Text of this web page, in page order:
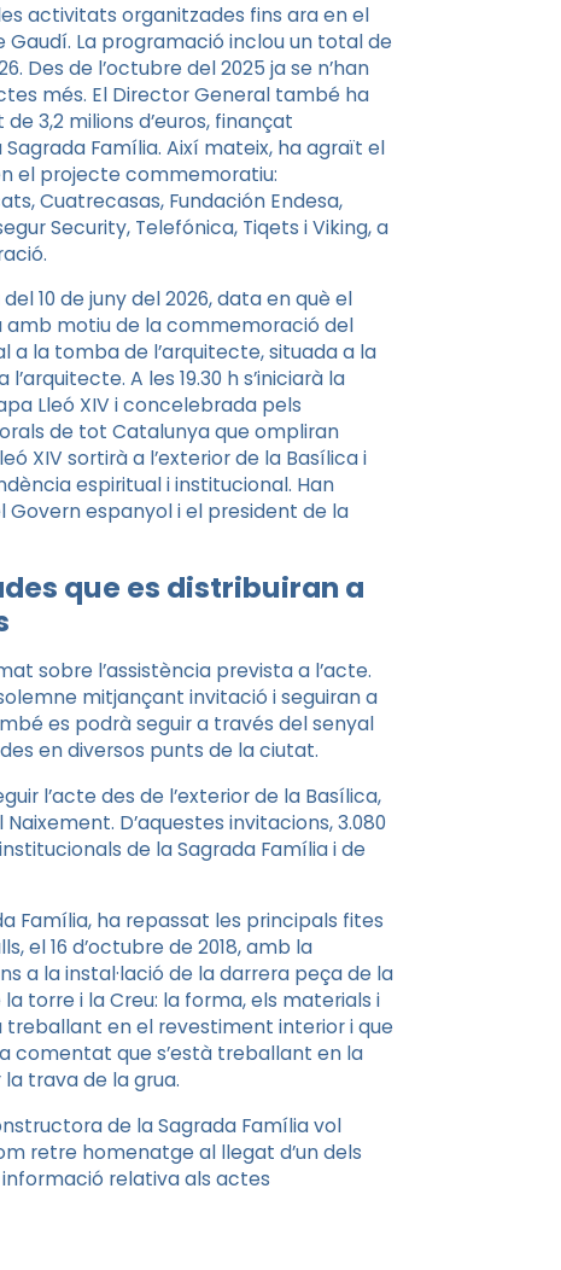
activitats organitzades fins ara en el
La programació inclou un total de
Des de l’octubre del 2025 ja se n’han
més. El Director General també ha
3,2 milions d’euros, finançat
Família. Així mateix, ha agraït el
el projecte commemoratiu:
Cuatrecasas, Fundación Endesa,
Security, Telefónica, Tiqets i Viking, a
10 de juny del 2026, data en què el
amb motiu de la commemoració del
a la tomba de l’arquitecte, situada a la
A les 19.30 h s’iniciarà la
Lleó XIV i concelebrada pels
de tot Catalunya que ompliran
XIV sortirà a l’exterior de la Basílica i
espiritual i institucional. Han
Govern espanyol i el president de la
que es distribuiran a
sobre l’assistència prevista a l’acte.
mitjançant invitació i seguiran a
es podrà seguir a través del senyal
en diversos punts de la ciutat.
l’acte des de l’exterior de la Basílica,
D’aquestes invitacions, 3.080
de la Sagrada Família i de
Família, ha repassat les principals fites
el 16 d’octubre de 2018, amb la
a la instal·lació de la darrera peça de la
torre i la Creu: la forma, els materials i
treballant en el revestiment interior i que
comentat que s’està treballant en la
la trava de la grua.
de la Sagrada Família vol
retre homenatge al llegat d’un dels
relativa als actes